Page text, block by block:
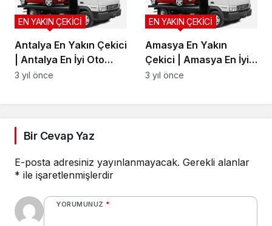
Antalya En Yakın Çekici
| Antalya En İyi Oto
Kurtarma, Antalya Yol
EN YAKIN ÇEKİCİ
3 yıl önce
Amasya En Yakın
Çekici | Amasya En İyi
Oto Kurtarma, Amasya
EN YAKIN ÇEKİCİ
3 yıl önce
Bir Cevap Yaz
E-posta adresiniz yayınlanmayacak. Gerekli alanlar
* ile işaretlenmişlerdir
YORUMUNUZ *